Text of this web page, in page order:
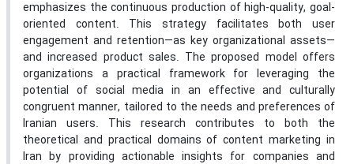
emphasizes the continuous production of high-quality, goal-
oriented content. This strategy facilitates both user
engagement and retention—as key organizational assets—
and increased product sales. The proposed model offers
organizations a practical framework for leveraging the
potential of social media in an effective and culturally
congruent manner, tailored to the needs and preferences of
Iranian users. This research contributes to both the
theoretical and practical domains of content marketing in
Iran by providing actionable insights for companies and